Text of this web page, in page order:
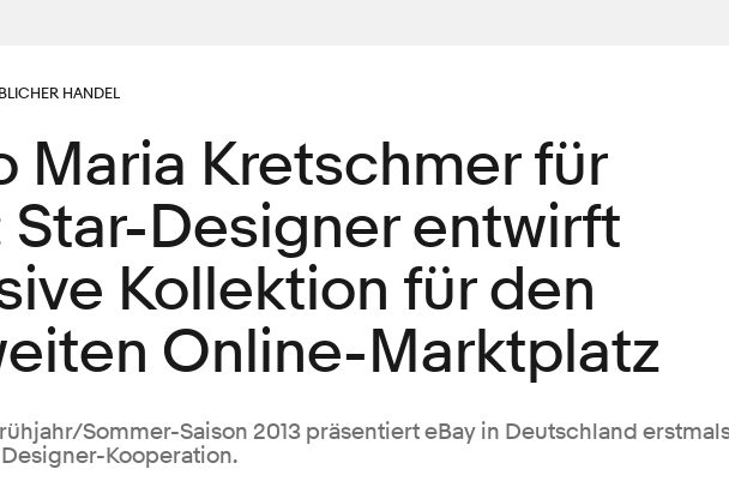
HANDEL
Maria Kretschmer für
Star-Designer entwirft
Kollektion für den
Online-Marktplatz
Sommer-Saison 2013 präsentiert eBay in Deutschland
Kooperation.